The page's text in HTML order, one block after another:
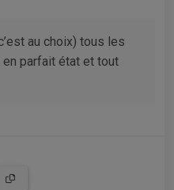
au choix) tous les
parfait état et tout